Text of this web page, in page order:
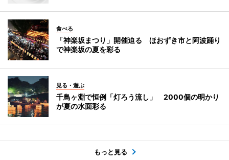
食べる
「神楽坂まつり」開催迫る ほおずき市と阿波踊り
で神楽坂の夏を彩る
見る・遊ぶ
千鳥ヶ淵で恒例「灯ろう流し」 2000個の明かり
が夏の水面彩る
もっと見る